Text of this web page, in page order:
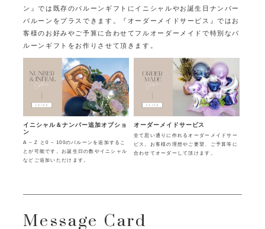
ン』では既存のバルーンギフトにイニシャルやお誕生日ナンバー
バルーンをプラスできます。
『オーダーメイドサービス』ではお
客様のお好みやご予算に合わせてフルオーダーメイドで特別なバ
ルーンギフトをお作りさせて頂きます。
イニシャル＆ナンバー追加オプショ
ン
A ~ Z と0 ~ 100のバルーンを追加するこ
とが可能です。お誕生日の数やイニシャル
などご追加いただけます。
オーダーメイドサービス
全て思い通りに作れるオーダーメイドサー
ビス。お客様の理想やご要望、ご予算等に
合わせてオーダーして頂けます。
Message Card